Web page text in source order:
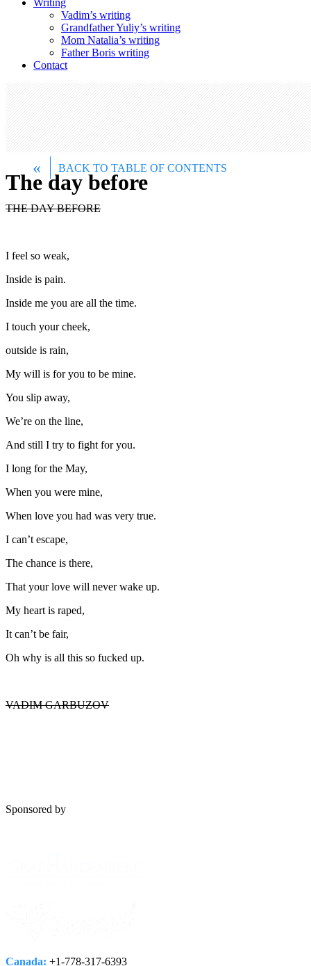
Writing
Vadim’s writing
Grandfather Yuliy’s writing
Mom Natalia’s writing
Father Boris writing
Contact
The day before
« BACK TO TABLE OF CONTENTS
THE DAY BEFORE
I feel so weak,
Inside is pain.
Inside me you are all the time.
I touch your cheek,
outside is rain,
My will is for you to be mine.
You slip away,
We’re on the line,
And still I try to fight for you.
I long for the May,
When you were mine,
When love you had was very true.
I can’t escape,
The chance is there,
That your love will never wake up.
My heart is raped,
It can’t be fair,
Oh why is all this so fucked up.
VADIM GARBUZOV
Sponsored by
Canada: +1-778­-317-­6393